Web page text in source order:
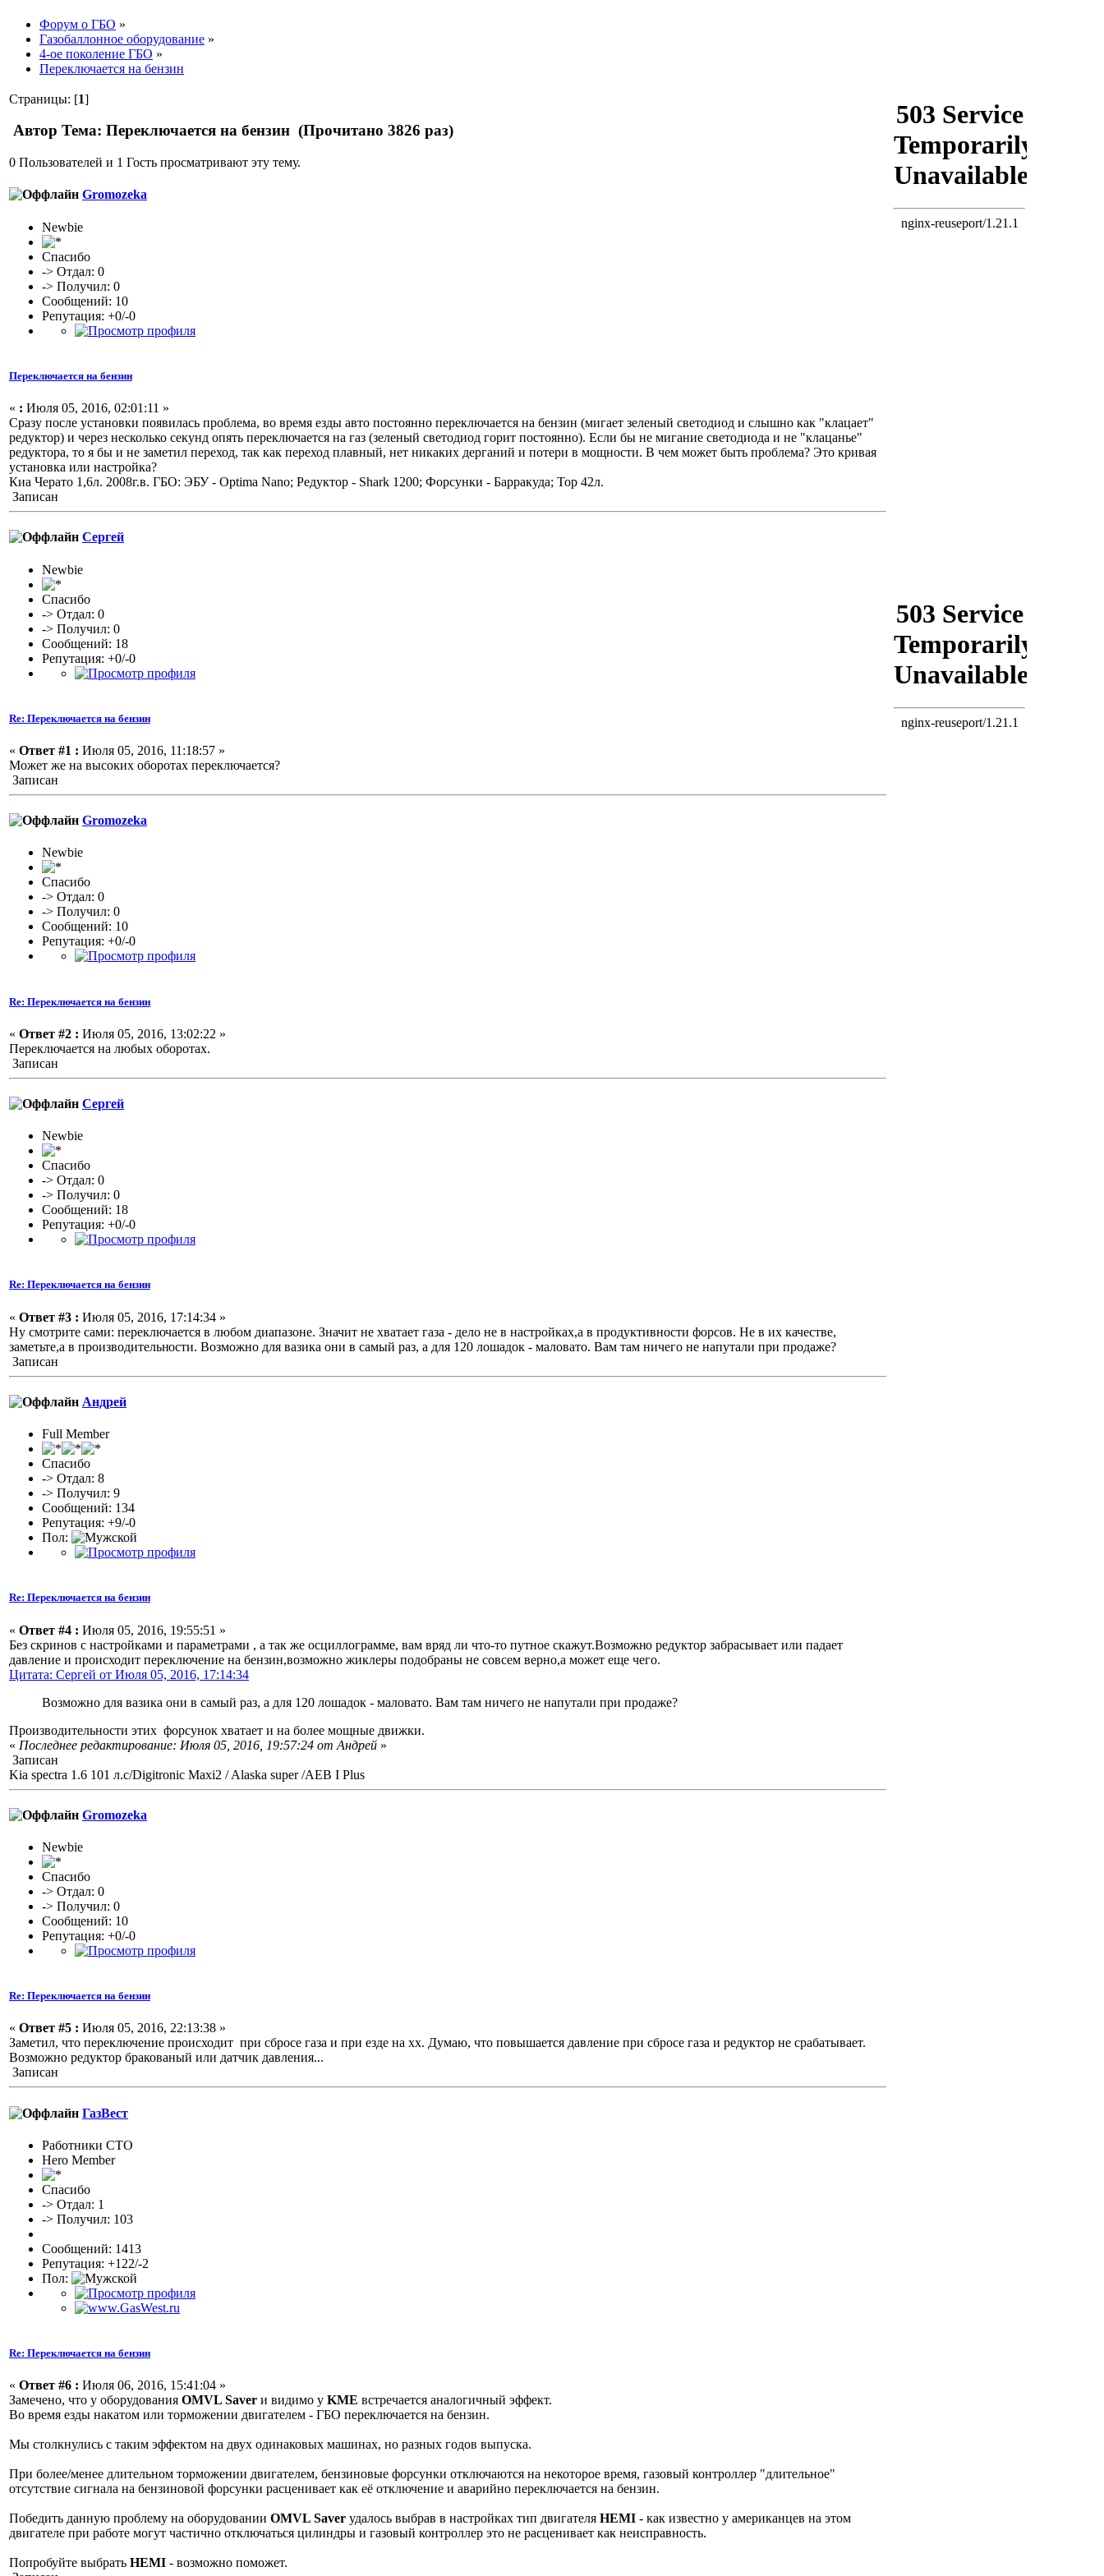
Форум о ГБО »
Газобаллонное оборудование »
4-ое поколение ГБО »
Переключается на бензин
Страницы: [1]
Автор Тема: Переключается на бензин (Прочитано 3826 раз)
0 Пользователей и 1 Гость просматривают эту тему.
Gromozeka
Newbie
Спасибо
-> Отдал: 0
-> Получил: 0
Сообщений: 10
Репутация: +0/-0
Переключается на бензин
« : Июля 05, 2016, 02:01:11 »
Сразу после установки появилась проблема, во время езды авто постоянно переключается на бензин (мигает зеленый светодиод и слышно как "клацает"
редуктор) и через несколько секунд опять переключается на газ (зеленый светодиод горит постоянно). Если бы не мигание светодиода и не "клацанье"
редуктора, то я бы и не заметил переход, так как переход плавный, нет никаких дерганий и потери в мощности. В чем может быть проблема? Это кривая
установка или настройка?
Киа Черато 1,6л. 2008г.в. ГБО: ЭБУ - Optima Nano; Редуктор - Shark 1200; Форсунки - Барракуда; Тор 42л.
Записан
Сергей
Newbie
Спасибо
-> Отдал: 0
-> Получил: 0
Сообщений: 18
Репутация: +0/-0
Re: Переключается на бензин
« Ответ #1 : Июля 05, 2016, 11:18:57 »
Может же на высоких оборотах переключается?
Записан
Gromozeka
Newbie
Спасибо
-> Отдал: 0
-> Получил: 0
Сообщений: 10
Репутация: +0/-0
Re: Переключается на бензин
« Ответ #2 : Июля 05, 2016, 13:02:22 »
Переключается на любых оборотах.
Записан
Сергей
Newbie
Спасибо
-> Отдал: 0
-> Получил: 0
Сообщений: 18
Репутация: +0/-0
Re: Переключается на бензин
« Ответ #3 : Июля 05, 2016, 17:14:34 »
Ну смотрите сами: переключается в любом диапазоне. Значит не хватает газа - дело не в настройках,а в продуктивности форсов. Не в их качестве,
заметьте,а в производительности. Возможно для вазика они в самый раз, а для 120 лошадок - маловато. Вам там ничего не напутали при продаже?
Записан
Андрей
Full Member
Спасибо
-> Отдал: 8
-> Получил: 9
Сообщений: 134
Репутация: +9/-0
Пол:
Re: Переключается на бензин
« Ответ #4 : Июля 05, 2016, 19:55:51 »
Без скринов с настройками и параметрами , а так же осциллограмме, вам вряд ли что-то путное скажут.Возможно редуктор забрасывает или падает
давление и происходит переключение на бензин,возможно жиклеры подобраны не совсем верно,а может еще чего.
Цитата: Сергей от Июля 05, 2016, 17:14:34
Возможно для вазика они в самый раз, а для 120 лошадок - маловато. Вам там ничего не напутали при продаже?
Производительности этих форсунок хватает и на более мощные движки.
« Последнее редактирование: Июля 05, 2016, 19:57:24 от Андрей »
Записан
Kia spectra 1.6 101 л.c/Digitronic Maxi2 / Alaska super /AEB I Plus
Gromozeka
Newbie
Спасибо
-> Отдал: 0
-> Получил: 0
Сообщений: 10
Репутация: +0/-0
Re: Переключается на бензин
« Ответ #5 : Июля 05, 2016, 22:13:38 »
Заметил, что переключение происходит при сбросе газа и при езде на хх. Думаю, что повышается давление при сбросе газа и редуктор не срабатывает.
Возможно редуктор бракованый или датчик давления...
Записан
ГазВест
Работники СТО
Hero Member
Спасибо
-> Отдал: 1
-> Получил: 103
Сообщений: 1413
Репутация: +122/-2
Пол:
Re: Переключается на бензин
« Ответ #6 : Июля 06, 2016, 15:41:04 »
Замечено, что у оборудования OMVL Saver и видимо у KME встречается аналогичный эффект.
Во время езды накатом или торможении двигателем - ГБО переключается на бензин.
Мы столкнулись с таким эффектом на двух одинаковых машинах, но разных годов выпуска.
При более/менее длительном торможении двигателем, бензиновые форсунки отключаются на некоторое время, газовый контроллер "длительное"
отсутствие сигнала на бензиновой форсунки расценивает как её отключение и аварийно переключается на бензин.
Победить данную проблему на оборудовании OMVL Saver удалось выбрав в настройках тип двигателя HEMI - как известно у американцев на этом
двигателе при работе могут частично отключаться цилиндры и газовый контроллер это не расценивает как неисправность.
Попробуйте выбрать HEMI - возможно поможет.